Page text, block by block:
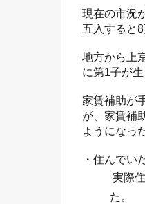
現在の市況
五入すると
地方から上
に第1子が
家賃補助が
が、家賃補
ようになっ
・住んでい
実際
た。